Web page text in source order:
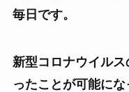
毎日です。
新型コロナウイル
ったことが可能に